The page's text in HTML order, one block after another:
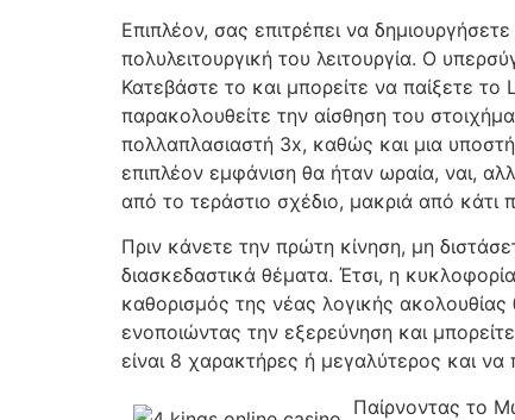
Επιπλέον, σας επιτρέπει να
πολυλειτουργική του λειτουργία. Ο
Κατεβάστε το και μπορείτε να παίξετε
παρακολουθείτε την αίσθηση του
πολλαπλασιαστή 3x, καθώς και μια
επιπλέον εμφάνιση θα ήταν ωραία, ναι,
από το τεράστιο σχέδιο, μακριά από κάτι
Πριν κάνετε την πρώτη κίνηση, μη
διασκεδαστικά θέματα. Έτσι, η
καθορισμός της νέας λογικής
ενοποιώντας την εξερεύνηση και
είναι 8 χαρακτήρες ή μεγαλύτερος και
Παίρνοντας το